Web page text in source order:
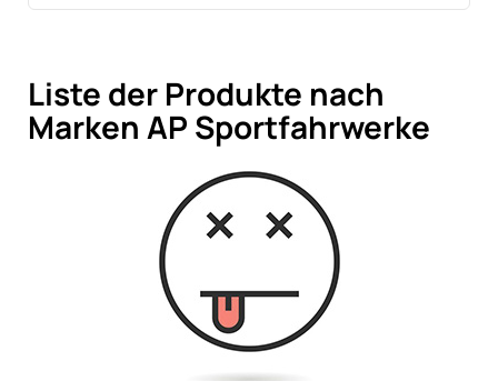
Liste der Produkte nach
Marken AP Sportfahrwerke